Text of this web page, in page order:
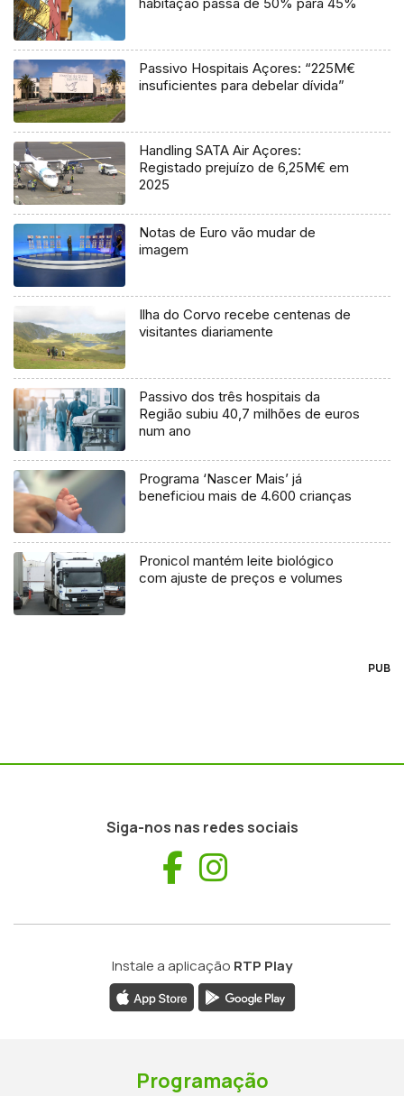
habitação passa de 50% para 45%
Passivo Hospitais Açores: “225M€
insuficientes para debelar dívida”
Handling SATA Air Açores:
Registado prejuízo de 6,25M€ em
2025
Notas de Euro vão mudar de
imagem
Ilha do Corvo recebe centenas de
visitantes diariamente
Passivo dos três hospitais da
Região subiu 40,7 milhões de euros
num ano
Programa ‘Nascer Mais’ já
beneficiou mais de 4.600 crianças
Pronicol mantém leite biológico
com ajuste de preços e volumes
PUB
Siga-nos nas redes sociais
Facebook
Instale a aplicação RTP Play
Programação